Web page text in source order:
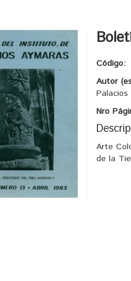
Código:
Autor
Nro
Arte
de la